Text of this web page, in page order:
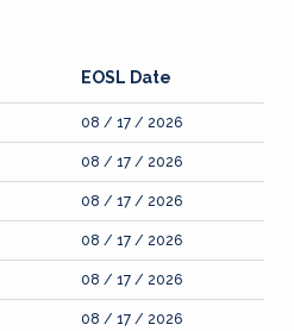
EOSL Date
08 / 17 / 2026
08 / 17 / 2026
08 / 17 / 2026
08 / 17 / 2026
08 / 17 / 2026
08 / 17 / 2026